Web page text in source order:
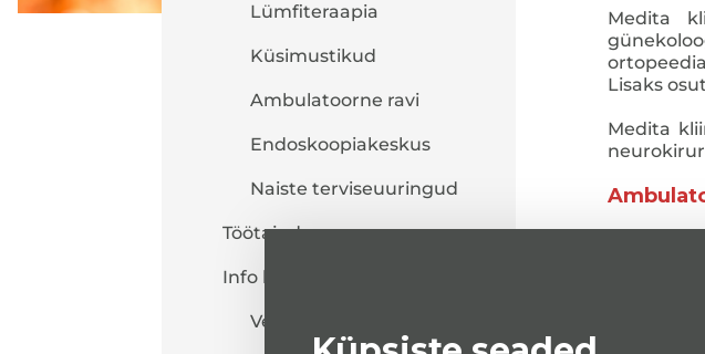
Lümfiteraapia
Küsimustikud
Ambulatoorne ravi
Endoskoopiakeskus
Naiste terviseuuringud
Töötajad
Info kolleegile
Veebiseminar
Medita
Lisaks
Medita